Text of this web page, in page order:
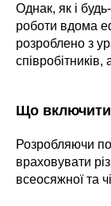
Однак, як і
роботи вдома
розроблено з
Що включити
Розробляючи
враховувати
всеосяжної та